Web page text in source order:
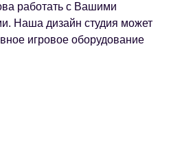
работать с Вашими
Наша дизайн студия может
игровое оборудование